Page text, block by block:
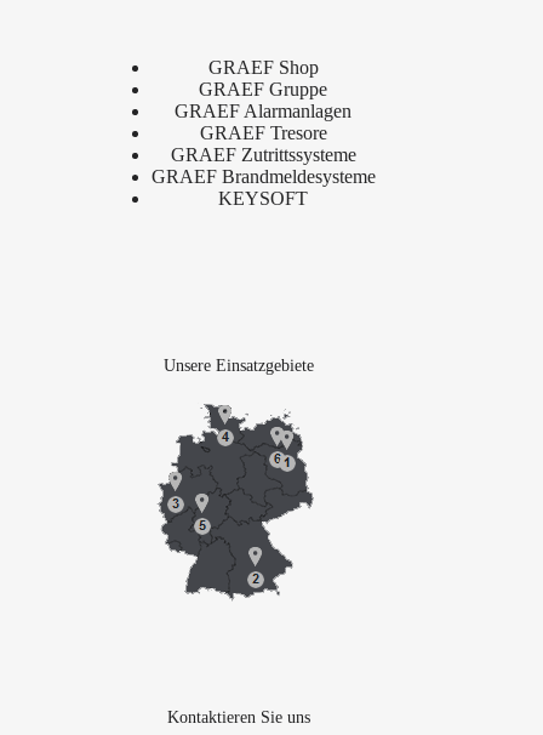
GRAEF Shop
GRAEF Gruppe
GRAEF Alarmanlagen
GRAEF Tresore
GRAEF Zutrittssysteme
GRAEF Brandmeldesysteme
KEYSOFT
Unsere Einsatzgebiete
Kontaktieren Sie uns